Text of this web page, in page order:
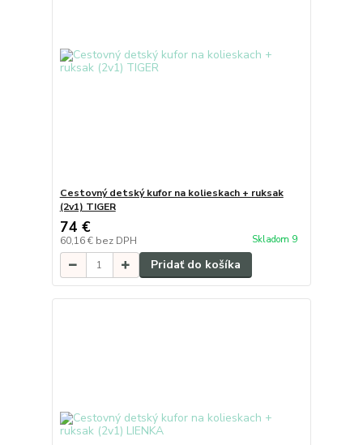
Cestovný detský kufor na kolieskach + ruksak
(2v1) TIGER
74 €
60,16 € bez DPH Skladom 9
Pridať do košíka